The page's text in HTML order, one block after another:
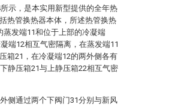
示，是本实用新型提供的全年热
热管换热器本体，所述热管换热
蒸发端11和位于上部的冷凝端
端12相互气密隔离，在蒸发端11
箱21，在冷凝端12的两外侧各有
静压箱21与上静压箱22相互气密
侧通过两个下阀门31分别与新风